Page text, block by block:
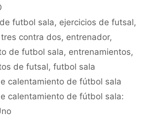
futbol sala, ejercicios de futsal,
contra dos, entrenador,
de futbol sala, entrenamientos,
de futsal, futbol sala
calentamiento de fútbol sala
calentamiento de fútbol sala: